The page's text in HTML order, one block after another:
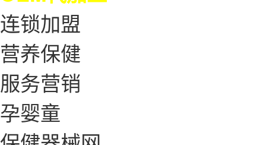
连锁加盟
营养保健
服务营销
孕婴童